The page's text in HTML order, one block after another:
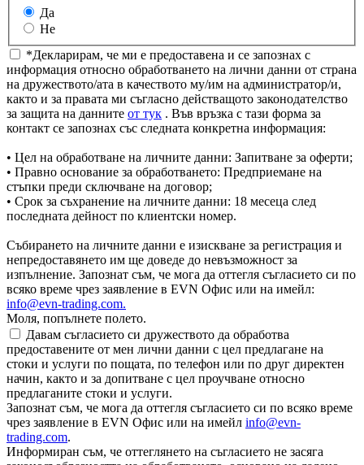
Да
Не
*Декларирам, че ми е предоставена и се запознах с
информация относно обработването на лични данни от страна
на дружеството/ата в качеството му/им на администратор/и,
както и за правата ми съгласно действащото законодателство
за защита на данните от тук . Във връзка с тази форма за
контакт се запознах със следната конкретна информация:
• Цел на обработване на личните данни: Запитване за оферти;
• Правно основание за обработването: Предприемане на
стъпки преди сключване на договор;
• Срок за съхранение на личните данни: 18 месеца след
последната дейност по клиентски номер.
Събирането на личните данни е изискване за регистрация и
непредоставянето им ще доведе до невъзможност за
изпълнение. Запознат съм, че мога да оттегля съгласието си по
всяко време чрез заявление в EVN Офис или на имейл:
info@evn-trading.com.
Моля, попълнете полето.
Давам съгласието си дружеството да обработва
предоставените от мен лични данни с цел предлагане на
стоки и услуги по пощата, по телефон или по друг директен
начин, както и за допитване с цел проучване относно
предлаганите стоки и услуги.
Запознат съм, че мога да оттегля съгласието си по всяко време
чрез заявление в EVN Офис или на имейл info@evn-
trading.com.
Информиран съм, че оттеглянето на съгласието не засяга